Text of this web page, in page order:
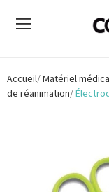
Accueil Matériel
de réanimation